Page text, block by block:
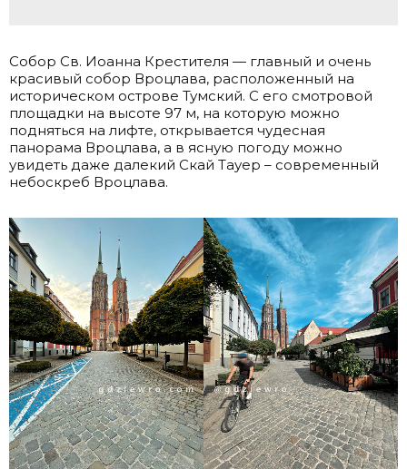
Собор Св. Иоанна Крестителя — главный и очень
красивый собор Вроцлава, расположенный на
историческом острове Тумский. С его смотровой
площадки на высоте 97 м, на которую можно
подняться на лифте, открывается чудесная
панорама Вроцлава, а в ясную погоду можно
увидеть даже далекий Скай Тауер – современный
небоскреб Вроцлава.